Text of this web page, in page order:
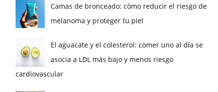
Camas de bronceado: cómo reducir el riesgo de
melanoma y proteger tu piel
El aguacate y el colesterol: comer uno al día se
asocia a LDL más bajo y menos riesgo
cardiovascular